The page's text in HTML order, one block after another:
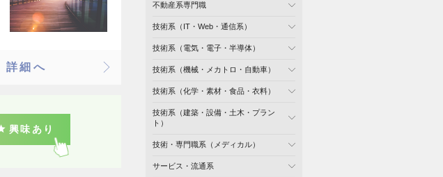
詳細へ
興味あり
不動産系専門職
技術系（IT・Web・通信系）
技術系（電気・電子・半導体）
技術系（機械・メカトロ・自動車）
技術系（化学・素材・食品・衣料）
技術系（建築・設備・土木・プラン
ト）
技術・専門職系（メディカル）
サービス・流通系